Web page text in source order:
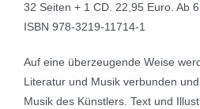
32 Seiten + 1 CD. 22,95 Euro. Ab 6
ISBN 978-3219-11714-1
Auf eine überzeugende Weise
Literatur und Musik verbunden
Musik des Künstlers. Text und